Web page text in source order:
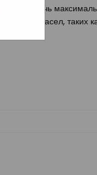
достичь
таких